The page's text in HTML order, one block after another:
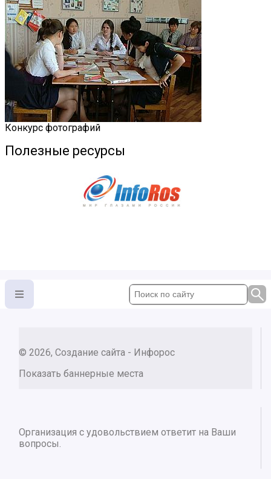
Конкурс фотографий
Полезные ресурсы
© 2026, Создание сайта - Инфорос
Показать баннерные места
Организация с удовольствием ответит на Ваши
вопросы.